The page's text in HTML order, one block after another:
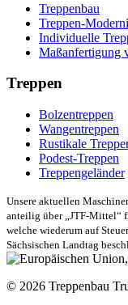
Treppenbau
Treppen-
Individuelle
Maßanfertigung
Treppen
Bolzentreppen
Wangentreppen
Rustikale
Podest-Treppen
Treppengeländer
Unsere aktuellen
anteilig über „JTF-Mittel“
welche wiederum auf
Sächsischen Landtag
© 2026 Treppenbau